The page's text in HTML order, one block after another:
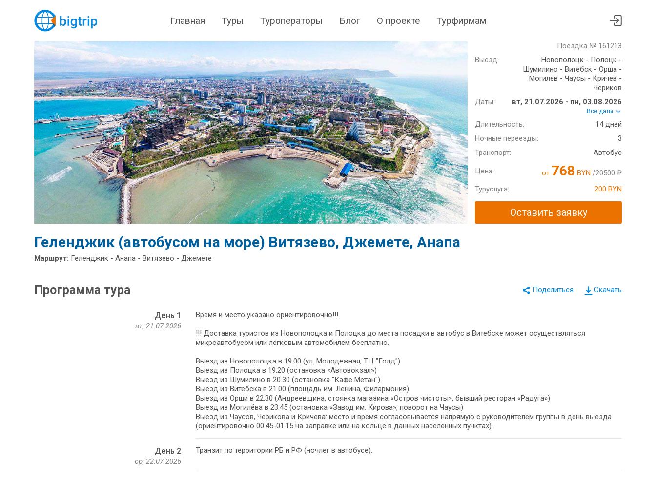
Главная Туры Туроператоры Блог О проекте Турфирмам
Поездка № 161213
Выезд:
Новополоцк - Полоцк -
Шумилино - Витебск - Орша -
Могилев - Чаусы - Кричев -
Чериков
Даты:
вт, 21.07.2026 - пн, 03.08.2026
Все даты
Длительность:
14 дней
Ночные переезды:
3
Транспорт:
Автобус
Цена: от 768 BYN /20500 ₽
Туруслуга:
200 BYN
Оставить заявку
Геленджик (автобусом на море) Витязево, Джемете, Анапа
Маршрут: Геленджик - Анапа - Витязево - Джемете
Скачать
Программа тура
День 1
вт, 21.07.2026
Время и место указано ориентировочно!!!
!!! Доставка туристов из Новополоцка и Полоцка до места посадки в автобус в Витебске может осуществляться
микроавтобусом или легковым автомобилем бесплатно.
Выезд из Новополоцка в 19.00 (ул. Молодежная, ТЦ "Голд")
Выезд из Полоцка в 19.20 (остановка «Автовокзал»)
Выезд из Шумилино в 20.30 (остановка "Кафе Метан")
Выезд из Витебска в 21.00 (площадь им. Ленина, Филармония)
Выезд из Орши в 22.30 (Андреевщина, стоянка магазина «Остров чистоты», бывший ресторан «Радуга»)
Выезд из Могилёва в 23.45 (остановка «Завод им. Кирова», поворот на Чаусы)
Выезд из Чаусов, Черикова и Кричева: место и время согласовывается напрямую с руководителем группы в день выезда
(ориентировочно 00.45-01.15 на заправке или на кольце в данных населенных пунктах).
День 2
ср, 22.07.2026
Транзит по территории РБ и РФ (ночлег в автобусе).